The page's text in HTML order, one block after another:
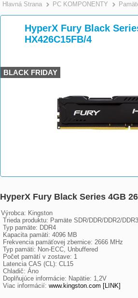
Hlavná Strana >
PC KOMPONENTY
HyperX Fury Black
HX426C15FB/4
BLACK FRIDAY
HyperX Fury Black Series 4GB
Výrobca: Kingston
Viac informácií: www.kingston.com [LINK]